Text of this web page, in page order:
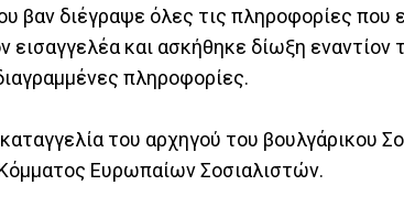
βαν διέγραψε όλες τις πληροφορίες που
και ασκήθηκε δίωξη εναντίον
πληροφορίες.
του αρχηγού του βουλγάρικου
Ευρωπαίων Σοσιαλιστών.